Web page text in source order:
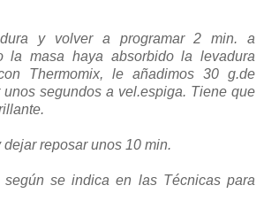
y volver a programar 2min. a
la masa haya absorbido la levadura
Thermomix, le añadimos 30 g.de
segundos a vel.espiga. Tiene que
reposar unos 10 min.
se indica en las Técnicas para